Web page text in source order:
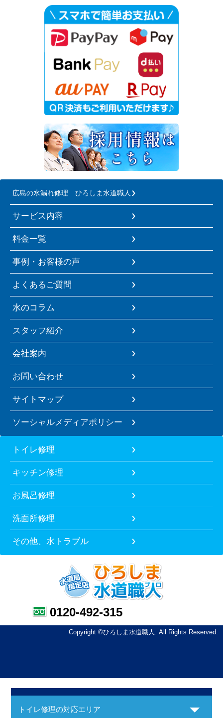
広島の水漏れ修理 ひろしま水道職人
サービス内容
料金一覧
事例・お客様の声
よくあるご質問
水のコラム
スタッフ紹介
会社案内
お問い合わせ
サイトマップ
ソーシャルメディアポリシー
トイレ修理
キッチン修理
お風呂修理
洗面所修理
その他、水トラブル
0120-492-315
Copyright ©ひろしま水道職人. All Rights Reserved.
トイレ修理の対応エリア